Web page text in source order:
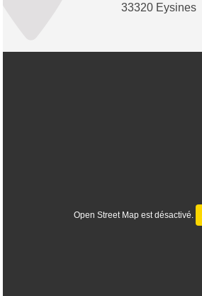
33320 Eysines
Open Street Map est désactivé.